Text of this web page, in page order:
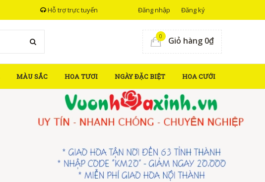
Hỗ trợ trực tuyến Đăng nhập Đăng ký
0 Giỏ hàng 0₫
MÀU SẮC HOA TƯƠI NGÀY ĐẶC BIỆT HOA CƯỚI